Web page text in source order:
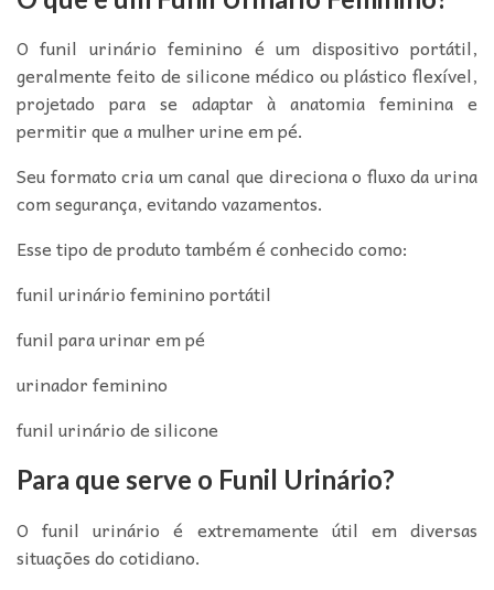
O funil urinário feminino é um dispositivo portátil,
geralmente feito de silicone médico ou plástico flexível,
projetado para se adaptar à anatomia feminina e
permitir que a mulher urine em pé.
Seu formato cria um canal que direciona o fluxo da urina
com segurança, evitando vazamentos.
Esse tipo de produto também é conhecido como:
funil urinário feminino portátil
funil para urinar em pé
urinador feminino
funil urinário de silicone
Para que serve o Funil Urinário?
O funil urinário é extremamente útil em diversas
situações do cotidiano.